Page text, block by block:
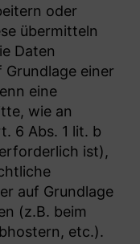
oder
übermitteln
Daten
einer
eine
wie an
6 Abs. 1 lit. b
ist),
auf Grundlage
(z.B. beim
etc.).